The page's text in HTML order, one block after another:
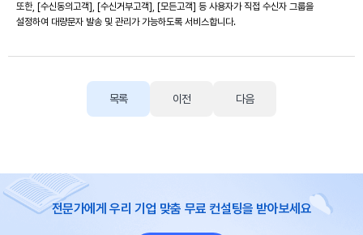
또한, [수신동의고객], [수신거부고객], [모든고객] 등 사용자가 직접 수신자 그룹을
설정하여 대량문자 발송 및 관리가 가능하도록 서비스합니다.
목록 이전 다음
전문가에게 우리 기업 맞춤 무료 컨설팅을 받아보세요